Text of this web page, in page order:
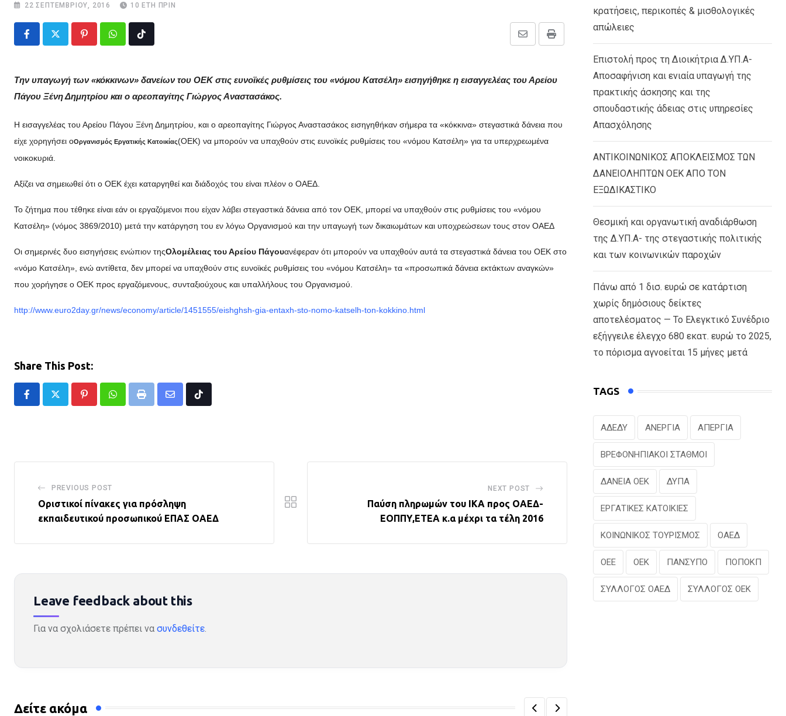
22 ΣΕΠΤΕΜΒΡΊΟΥ, 2016 10 ΈΤΗ ΠΡΙΝ
PinterestWhatsapp Print
Share
Email
Tiktok
Την υπαγωγή των «κόκκινων» δανείων του ΟΕΚ στις ευνοϊκές ρυθμίσεις του «νόμου Κατσέλη» εισηγήθηκε η εισαγγελέας του Αρείου
Πάγου Ξένη Δημητρίου και ο αρεοπαγίτης Γιώργος Αναστασάκος.
Η εισαγγελέας του Αρείου Πάγου Ξένη Δημητρίου, και ο αρεοπαγίτης Γιώργος Αναστασάκος εισηγηθήκαν σήμερα τα «κόκκινα» στεγαστικά δάνεια που
είχε χορηγήσει οΟργανισμός Εργατικής Κατοικίας(ΟΕΚ) να μπορούν να υπαχθούν στις ευνοϊκές ρυθμίσεις του «νόμου Κατσέλη» για τα υπερχρεωμένα
νοικοκυριά.
Αξίζει να σημειωθεί ότι ο ΟΕΚ έχει καταργηθεί και διάδοχός του είναι πλέον ο ΟΑΕΔ.
Το ζήτημα που τέθηκε είναι εάν οι εργαζόμενοι που είχαν λάβει στεγαστικά δάνεια από τον ΟΕΚ, μπορεί να υπαχθούν στις ρυθμίσεις του «νόμου
Κατσέλη» (νόμος 3869/2010) μετά την κατάργηση του εν λόγω Οργανισμού και την υπαγωγή των δικαιωμάτων και υποχρεώσεων τους στον ΟΑΕΔ
Οι σημερινές δυο εισηγήσεις ενώπιον τηςΟλομέλειας του Αρείου Πάγουανέφεραν ότι μπορούν να υπαχθούν αυτά τα στεγαστικά δάνεια του ΟΕΚ στο
«νόμο Κατσέλη», ενώ αντίθετα, δεν μπορεί να υπαχθούν στις ευνοϊκές ρυθμίσεις του «νόμου Κατσέλη» τα «προσωπικά δάνεια εκτάκτων αναγκών»
που χορήγησε ο ΟΕΚ προς εργαζόμενους, συνταξιούχους και υπαλλήλους του Οργανισμού.
http://www.euro2day.gr/news/economy/article/1451555/eishghsh-gia-entaxh-sto-nomo-katselh-ton-kokkino.html
Share This Post:
PinterestWhatsappPrint
Share
Tiktok
PREVIOUS POST
Οριστικοί πίνακες για πρόσληψη
εκπαιδευτικού προσωπικού ΕΠΑΣ ΟΑΕΔ
NEXT POST
Παύση πληρωμών του ΙΚΑ προς ΟΑΕΔ-
ΕΟΠΠΥ,ΕΤΕΑ κ.α μέχρι τα τέλη 2016
Leave feedback about this
Για να σχολιάσετε πρέπει να συνδεθείτε.
Δείτε ακόμα
κρατήσεις, περικοπές & μισθολογικές
απώλειες
Επιστολή προς τη Διοικήτρια Δ.ΥΠ.Α-
Αποσαφήνιση και ενιαία υπαγωγή της
πρακτικής άσκησης και της
σπουδαστικής άδειας στις υπηρεσίες
Απασχόλησης
ΑΝΤΙΚΟΙΝΩΝΙΚΟΣ ΑΠΟΚΛΕΙΣΜΟΣ ΤΩΝ
ΔΑΝΕΙΟΛΗΠΤΩΝ ΟΕΚ ΑΠΟ ΤΟΝ
ΕΞΩΔΙΚΑΣΤΙΚΟ
Θεσμική και οργανωτική αναδιάρθωση
της Δ.ΥΠ.Α- της στεγαστικής πολιτικής
και των κοινωνικών παροχών
Πάνω από 1 δισ. ευρώ σε κατάρτιση
χωρίς δημόσιους δείκτες
αποτελέσματος — Το Ελεγκτικό Συνέδριο
εξήγγειλε έλεγχο 680 εκατ. ευρώ το 2025,
το πόρισμα αγνοείται 15 μήνες μετά
TAGS
ΑΔΕΔΥ ΑΝΕΡΓΙΑ ΑΠΕΡΓΙΑ
ΒΡΕΦΟΝΗΠΙΑΚΟΙ ΣΤΑΘΜΟΙ
ΔΑΝΕΙΑ ΟΕΚ ΔΥΠΑ
ΕΡΓΑΤΙΚΕΣ ΚΑΤΟΙΚΙΕΣ
ΚΟΙΝΩΝΙΚΟΣ ΤΟΥΡΙΣΜΟΣ ΟΑΕΔ
ΟΕΕ ΟΕΚ ΠΑΝΣΥΠΟ ΠΟΠΟΚΠ
ΣΥΛΛΟΓΟΣ ΟΑΕΔ ΣΥΛΛΟΓΟΣ ΟΕΚ